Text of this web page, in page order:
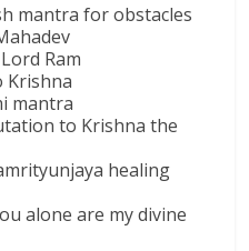
mantra for obstacles
Ram
Krishna
mantra
to Krishna the
healing
alone are my divine